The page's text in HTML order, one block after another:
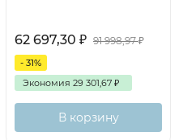
62 697,30 ₽ 91 998,97₽
- 31%
Экономия 29 301,67 ₽
В корзину